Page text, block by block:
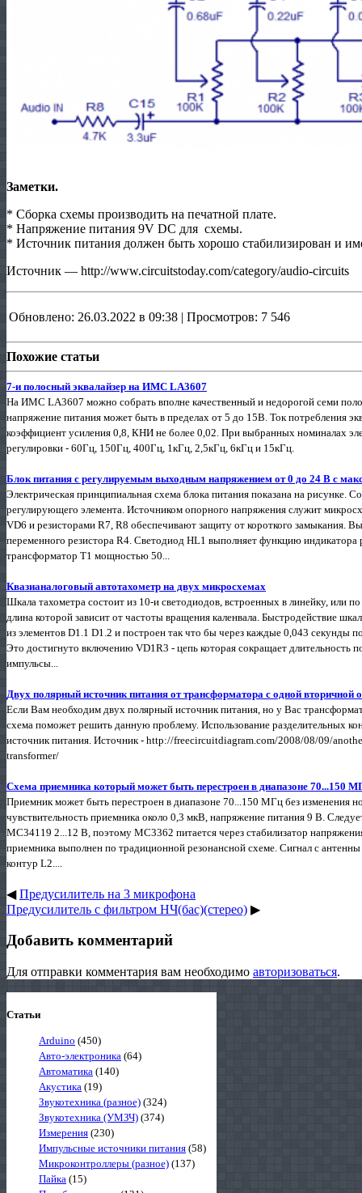
Заметки.
* Сборка схемы производить на печатной плате.
* Напряжение питания 9V DC для схемы.
* Источник питания должен быть хорошо стабилизирован и
Источник — http://www.circuitstoday.com/category/audio-circuits
Обновлено: 26.03.2022 в 09:38 | Просмотров: 7 546
Похожие статьи
7-и полосный эквалайзер на ИМС LA3607
На ИМС LA3607 можно собрать вполне качественный и недорогой семи
напряжение питания может быть в пределах от 5 до 15В. Ток потребления
коэффициент усиления 0,8, КНИ не более 0,02. При выбранных номиналах
регулировки - 60Гц, 150Гц, 400Гц, 1кГц, 2,5кГц, 6кГц и 15кГц.
Блок питания с регулируемым выходным напряжением от 0 до 24 В с
Электрическая принципиальная схема блока питания показана на рисунке.
регулирующего элемента. Источником опорного напряжения служит
VD6 и резисторами R7, R8 обеспечивают защиту от короткого замыкания.
переменного резистора R4. Светодиод HL1 выполняет функцию
трансформатор T1 мощностью 50...
Квазианалоговый автотахометр на двух микросхемах
Шкала тахометра состоит из 10-и светодиодов, встроенных в линейку, или
длина которой зависит от частоты вращения каленвала. Быстродействие
из элементов D1.1 D1.2 и построен так что бы через каждые 0,043 секунды
Это достигнуто включению VD1R3 - цепь которая сокращает длительность
импульсы...
Двух полярный источник питания от трансформатора с одной вторичной
Если Вам необходим двух полярный источник питания, но у Вас
схема поможет решить данную проблему. Использование разделительных
источник питания. Источник - http://freecircuitdiagram.com/2008/08/09/
transformer/
Схема приемника который может быть перестроен в диапазоне 70...150
Приемник может быть перестроен в диапазоне 70...150 МГц без изменения
чувствительность приемника около 0,3 мкВ, напряжение питания 9 В.
МС34119 2...12 В, поэтому МС3362 питается через стабилизатор
приемника выполнен по традиционной резонансной схеме. Сигнал с
контур L2....
◀Предусилитель на 3 микрофона
Предусилитель с фильтром НЧ(бас)(стерео) ▶
Добавить комментарий
Для отправки комментария вам необходимо авторизоваться.
Статьи
Arduino (450)
Авто-электроника (64)
Автоматика (140)
Акустика (19)
Звукотехника (разное) (324)
Звукотехника (УМЗЧ) (374)
Измерения (230)
Импульсные источники питания (58)
Микроконтроллеры (разное) (137)
Пайка (15)